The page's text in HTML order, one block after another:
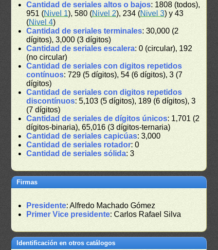
Cantidad de seriales altos o bajos: 1808 (todos),
951 (Nivel 1), 580 (Nivel 2), 234 (Nivel 3) y 43
(Nivel 4)
Cantidad de seriales terminales: 30,000 (2
dígitos), 3,000 (3 dígitos)
Cantidad de seriales escalera: 0 (circular), 192
(no circular)
Cantidad de seriales con digitos repetidos
contínuos: 729 (5 dígitos), 54 (6 dígitos), 3 (7
dígitos)
Cantidad de seriales con digitos repetidos
discontínuos: 5,103 (5 dígitos), 189 (6 dígitos), 3
(7 dígitos)
Cantidad de seriales de dígitos únicos: 1,701 (2
dígitos-binaria), 65,016 (3 dígitos-ternaria)
Cantidad de seriales capicúas: 3,000
Cantidad de seriales rotador: 0
Cantidad de seriales sólida: 3
Firmas
Presidente: Alfredo Machado Gómez
Primer Vice presidente: Carlos Rafael Silva
Identificación en otros catálogos